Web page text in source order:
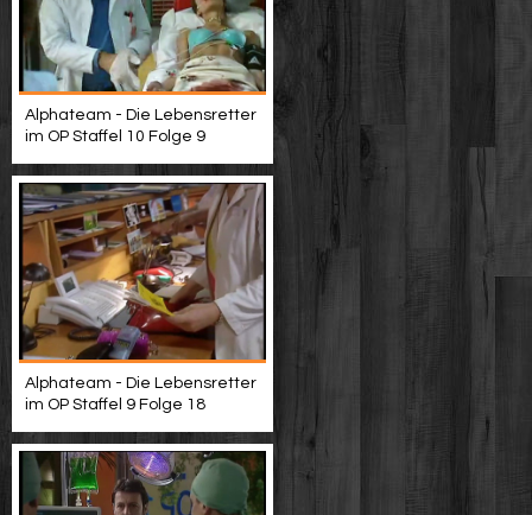
Alphateam - Die Lebensretter
im OP Staffel 10 Folge 9
Alphateam - Die Lebensretter
im OP Staffel 9 Folge 18